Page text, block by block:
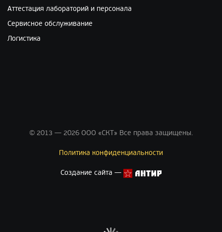
Аттестация лабораторий и персонала
Сервисное обслуживание
Логистика
© 2013 — 2026 ООО «СКТ» Все права защищены.
Политика конфиденциальности
Создание сайта —